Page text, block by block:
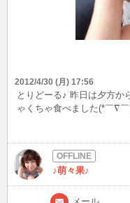
2012/4/30 (月) 17:56
とりどーる♪ 昨日は夕方か
ゃくちゃ食べました(*￣∇
♪萌々果♪